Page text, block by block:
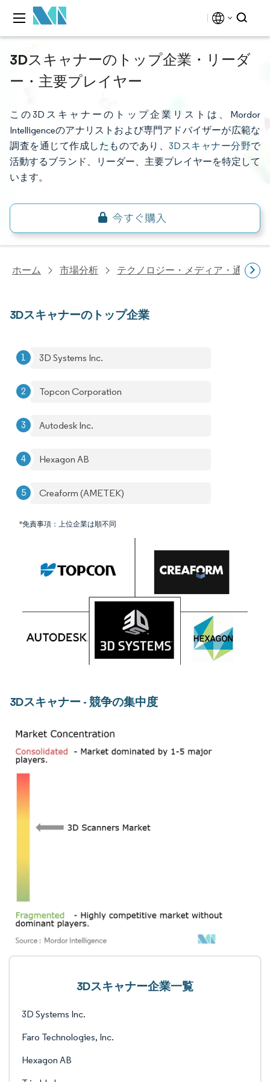
3Dスキャナーのトップ企業・リーダ
ー・主要プレイヤー
この3Dスキャナーのトップ企業リストは、Mordor
Intelligenceのアナリストおよび専門アドバイザーが広範な
調査を通じて作成したものであり、 3Dスキャナー分野で
活動するブランド、リーダー、主要プレイヤーを特定して
います。
ホーム 市場分析 テクノロジー・メディア・通信研
3Dスキャナーのトップ企業
3D Systems Inc.
Topcon Corporation
Autodesk Inc.
Hexagon AB
Creaform (AMETEK)
*免責事項：上位企業は順不同
3Dスキャナー - 競争の集中度
3Dスキャナー企業一覧
3D Systems Inc.
Faro Technologies, Inc.
Hexagon AB